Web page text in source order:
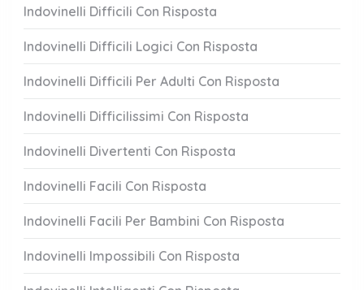
Indovinelli Difficili Con Risposta
Indovinelli Difficili Logici Con Risposta
Indovinelli Difficili Per Adulti Con Risposta
Indovinelli Difficilissimi Con Risposta
Indovinelli Divertenti Con Risposta
Indovinelli Facili Con Risposta
Indovinelli Facili Per Bambini Con Risposta
Indovinelli Impossibili Con Risposta